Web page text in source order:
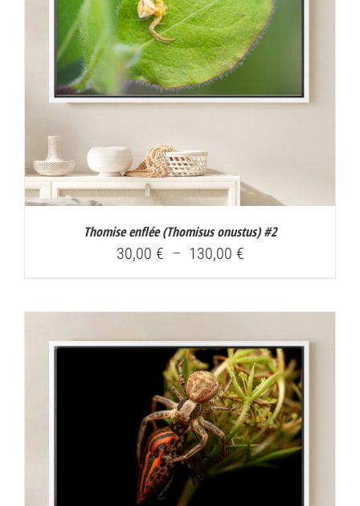
Thomise enflée (Thomisus onustus) #2
30,00 € – 130,00 €Plage
à
130,00 €